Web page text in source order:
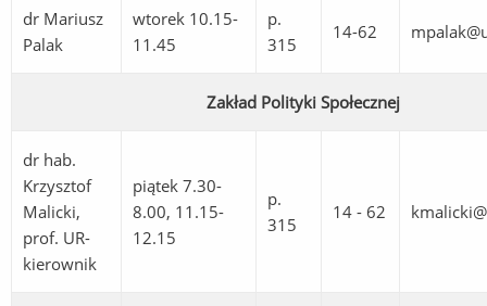
dr Mariusz
Palak
wtorek 10.15-
11.45
p.
315
14-62
Zakład Polityki Społecznej
dr hab.
Krzysztof
Malicki,
prof. UR-
kierownik
piątek 7.30-
8.00, 11.15-
12.15
p.
315
14 - 62